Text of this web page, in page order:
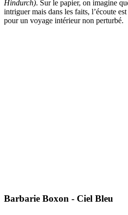
Hindurch). Sur le papier, on imagine
intriguer mais dans les faits, l’écoute
pour un voyage intérieur non perturbé.
Barbarie Boxon - Ciel Bleu